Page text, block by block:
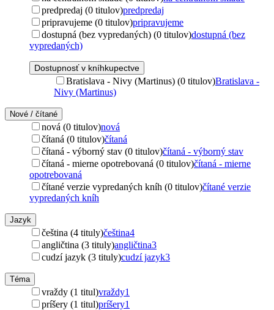
predpredaj (0 titulov)predpredaj
pripravujeme (0 titulov)pripravujeme
dostupná (bez vypredaných) (0 titulov)dostupná (bez
vypredaných)
Dostupnosť v kníhkupectve
Bratislava - Nivy (Martinus) (0 titulov)Bratislava -
Nivy (Martinus)
Nové / čítané
nová (0 titulov)nová
čítaná (0 titulov)čítaná
čítaná - výborný stav (0 titulov)čítaná - výborný stav
čítaná - mierne opotrebovaná (0 titulov)čítaná - mierne
opotrebovaná
čítané verzie vypredaných kníh (0 titulov)čítané verzie
vypredaných kníh
Jazyk
čeština (4 tituly)čeština4
angličtina (3 tituly)angličtina3
cudzí jazyk (3 tituly)cudzí jazyk3
Téma
vraždy (1 titul)vraždy1
príšery (1 titul)príšery1